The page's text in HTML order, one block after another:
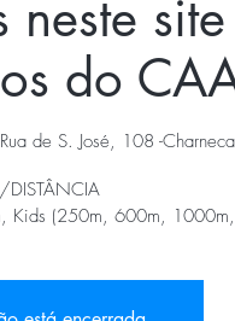
neste
do
Rua de S. José, 108 -Charneca
DISTÂNCIA
(250m, 600m,